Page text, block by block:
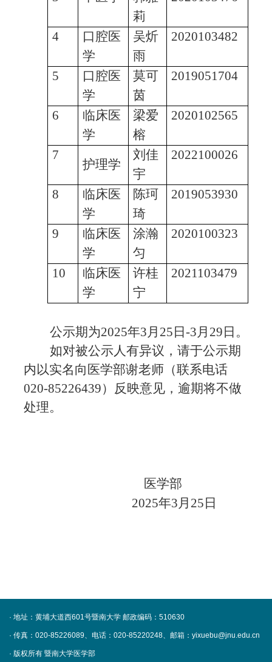
莉
4
口腔医
学
吴炘
雨
2020103482
5
口腔医
学
莫可
茵
2019051704
6
临床医
学
梁爱
榕
2020102565
7
护理学
刘佳
宇
2022100026
8
临床医
学
陈珂
琦
2019053930
9
临床医
学
涂瀚
匀
2020100323
10
临床医
学
许桂
宁
2021103479
公示期为2025年3月25日-3月29日。
如对被公示人有异议，请于公示期
内以实名向医学部谢老师（联系电话
020-85226439）反映意见，逾期将不做
处理。
医学部
2025年3月25日
· 地址：黄埔大道西601号暨南大学 邮政编码：510630
· 传真：020-85226089、电话：020-85220248、邮箱：yixuebu@jnu.edu.cn
· 版权所有 暨南大学医学部